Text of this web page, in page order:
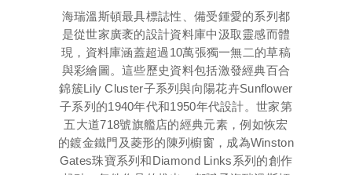
海瑞溫斯頓最具標誌性、備受鍾愛的系列都
是從世家廣袤的設計資料庫中汲取靈感而體
現，資料庫涵蓋超過10萬張獨一無二的草稿
與彩繪圖。這些歷史資料包括激發經典百合
錦簇Lily Cluster子系列與向陽花卉Sunflower
子系列的1940年代和1950年代設計。世家第
五大道718號旗艦店的經典元素，例如恢宏
的鍍金鐵門及菱形的陳列櫥窗，成為Winston
Gates珠寶系列和Diamond Links系列的創作